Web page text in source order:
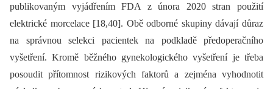
publikovaným vyjádřením FDA z února 2020 stran použití
elektrické morcelace [18,40]. Obě odborné skupiny dávají důraz
na správnou selekci pacientek na podkladě předoperačního
vyšetření. Kromě běžného gynekologického vyšetření je třeba
posoudit přítomnost rizikových faktorů a zejména vyhodnotit